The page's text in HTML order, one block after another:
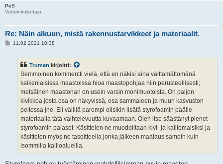
PeS
Veturinkuljettaja
Re: Näin alkuun, mistä rakennustarvikkeet ja materiaalit.
V11.02.2021 10:38
Truman kirjoitti:
Semmoinen kommentti vielä, että en näkisi aina välttämättömänä
kaikenlaisissa maastoissa hioa maastopohjaa niin perusteellisesti;
metsäinen maastohan on usein varsin monimuotoista. On paljon
kivikkoa josta osa on näkyvissä, osa sammaleen ja muun kasvuston
peitossa jne. Eli välillä parempi olisikin lisätä styrofoamin päälle
materiaalia tätä vaihtelevuutta kuvaamaan. Olen itse säästänyt pienet
styrofoamin palaset. Käsittelen ne muodoiltaan kivi- ja kalliomaisiksi ja
käsittelen myös ne tasoitteella jonka jälkeen maalaus samoin kuin
isommilla kallioalueilla.